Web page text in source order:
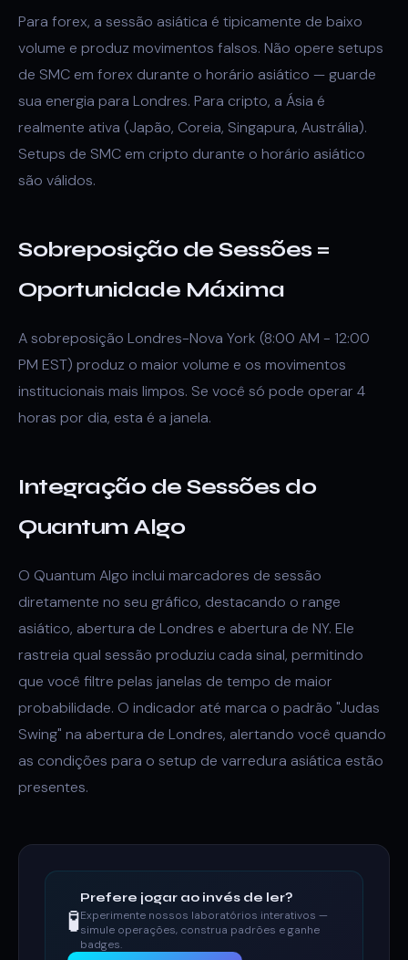
Para forex, a sessão asiática é tipicamente de baixo
volume e produz movimentos falsos. Não opere setups
de SMC em forex durante o horário asiático — guarde
sua energia para Londres. Para cripto, a Ásia é
realmente ativa (Japão, Coreia, Singapura, Austrália).
Setups de SMC em cripto durante o horário asiático
são válidos.
Sobreposição de Sessões =
Oportunidade Máxima
A sobreposição Londres-Nova York (8:00 AM - 12:00
PM EST) produz o maior volume e os movimentos
institucionais mais limpos. Se você só pode operar 4
horas por dia, esta é a janela.
Integração de Sessões do
Quantum Algo
O Quantum Algo inclui marcadores de sessão
diretamente no seu gráfico, destacando o range
asiático, abertura de Londres e abertura de NY. Ele
rastreia qual sessão produziu cada sinal, permitindo
que você filtre pelas janelas de tempo de maior
probabilidade. O indicador até marca o padrão "Judas
Swing" na abertura de Londres, alertando você quando
as condições para o setup de varredura asiática estão
presentes.
🧪
Prefere jogar ao invés de ler?
Experimente nossos laboratórios interativos —
simule operações, construa padrões e ganhe
badges.